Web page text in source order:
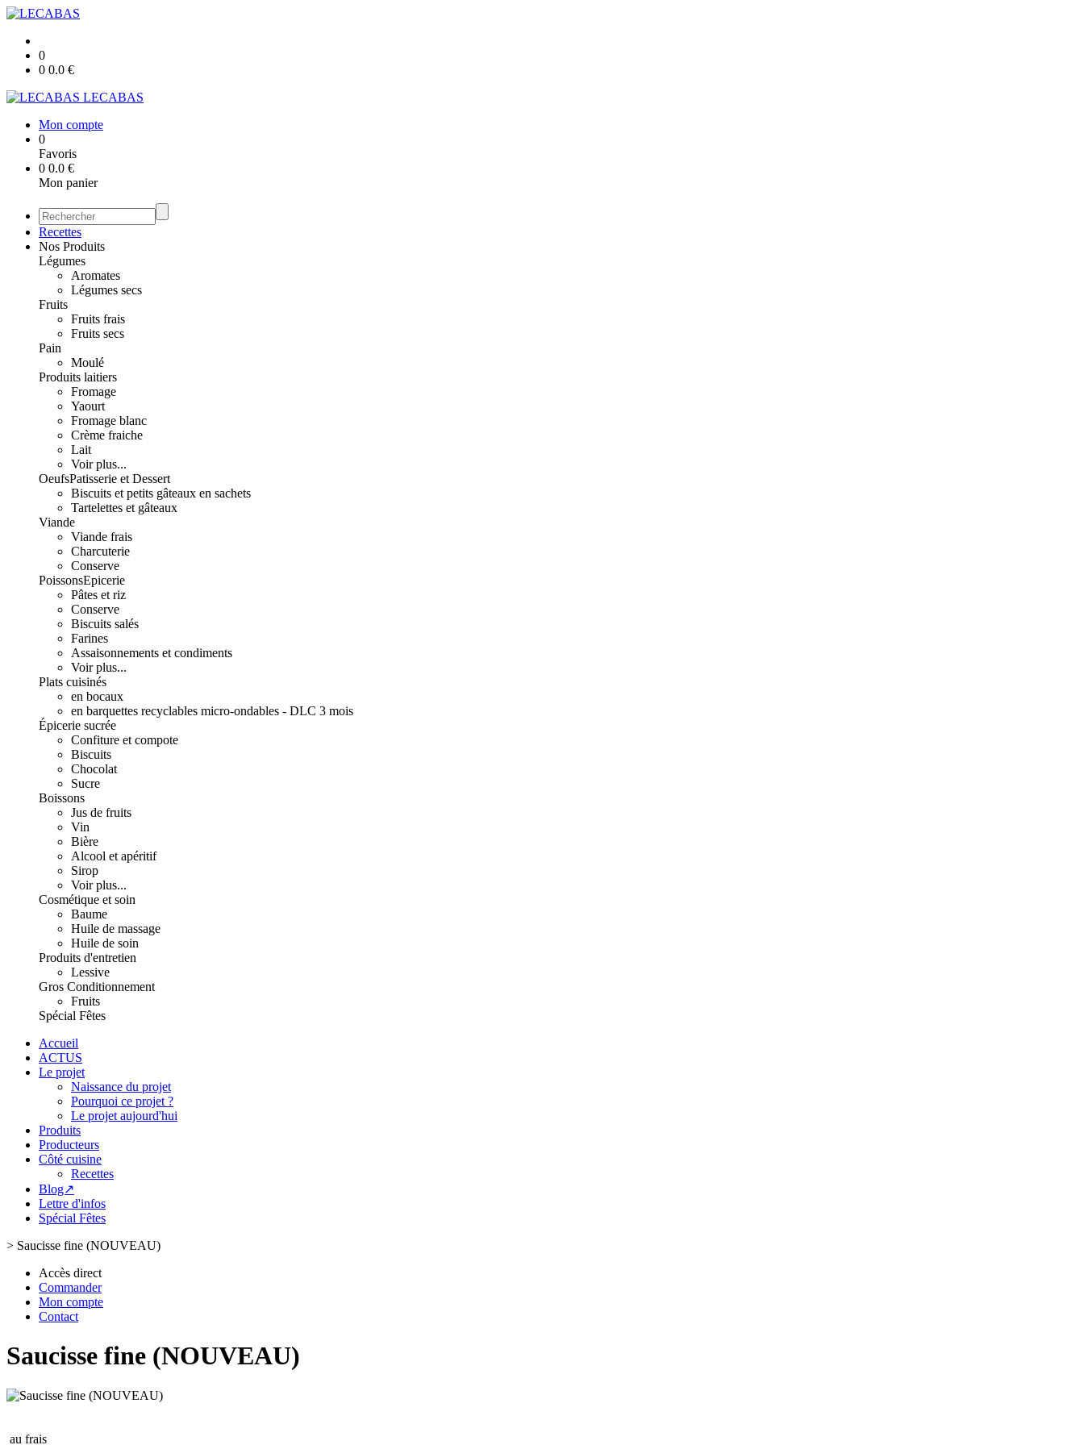
0
0 0.0 €
LECABAS
Mon compte
0
Favoris
0 0.0 €
Mon panier
Recettes
Nos Produits
Légumes
Aromates
Légumes secs
Fruits
Fruits frais
Fruits secs
Pain
Moulé
Produits laitiers
Fromage
Yaourt
Fromage blanc
Crème fraiche
Lait
Voir plus...
OeufsPatisserie et Dessert
Biscuits et petits gâteaux en sachets
Tartelettes et gâteaux
Viande
Viande frais
Charcuterie
Conserve
PoissonsEpicerie
Pâtes et riz
Conserve
Biscuits salés
Farines
Assaisonnements et condiments
Voir plus...
Plats cuisinés
en bocaux
en barquettes recyclables micro-ondables - DLC 3 mois
Épicerie sucrée
Confiture et compote
Biscuits
Chocolat
Sucre
Boissons
Jus de fruits
Vin
Bière
Alcool et apéritif
Sirop
Voir plus...
Cosmétique et soin
Baume
Huile de massage
Huile de soin
Produits d'entretien
Lessive
Gros Conditionnement
Fruits
Spécial Fêtes
Accueil
ACTUS
Le projet
Naissance du projet
Pourquoi ce projet ?
Le projet aujourd'hui
Produits
Producteurs
Côté cuisine
Recettes
Blog↗
Lettre d'infos
Spécial Fêtes
> Saucisse fine (NOUVEAU)
Accès direct
Commander
Mon compte
Contact
Saucisse fine (NOUVEAU)
au frais